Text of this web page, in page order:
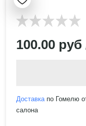
100.00
Доставкапо Гомелю
салона